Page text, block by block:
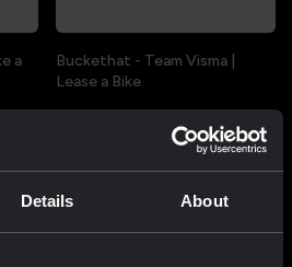
Details About
a
Buckethat - Team Visma |
Lease a Bike